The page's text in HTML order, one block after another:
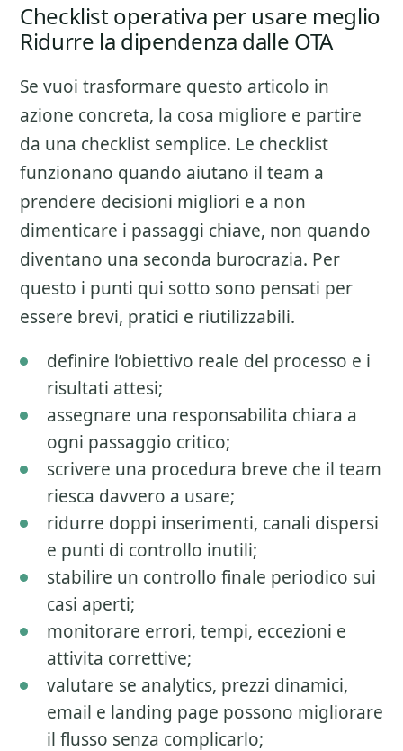
Checklist operativa per usare meglio
Ridurre la dipendenza dalle OTA
Se vuoi trasformare questo articolo in
azione concreta, la cosa migliore e partire
da una checklist semplice. Le checklist
funzionano quando aiutano il team a
prendere decisioni migliori e a non
dimenticare i passaggi chiave, non quando
diventano una seconda burocrazia. Per
questo i punti qui sotto sono pensati per
essere brevi, pratici e riutilizzabili.
definire l’obiettivo reale del processo e i
risultati attesi;
assegnare una responsabilita chiara a
ogni passaggio critico;
scrivere una procedura breve che il team
riesca davvero a usare;
ridurre doppi inserimenti, canali dispersi
e punti di controllo inutili;
stabilire un controllo finale periodico sui
casi aperti;
monitorare errori, tempi, eccezioni e
attivita correttive;
valutare se analytics, prezzi dinamici,
email e landing page possono migliorare
il flusso senza complicarlo;